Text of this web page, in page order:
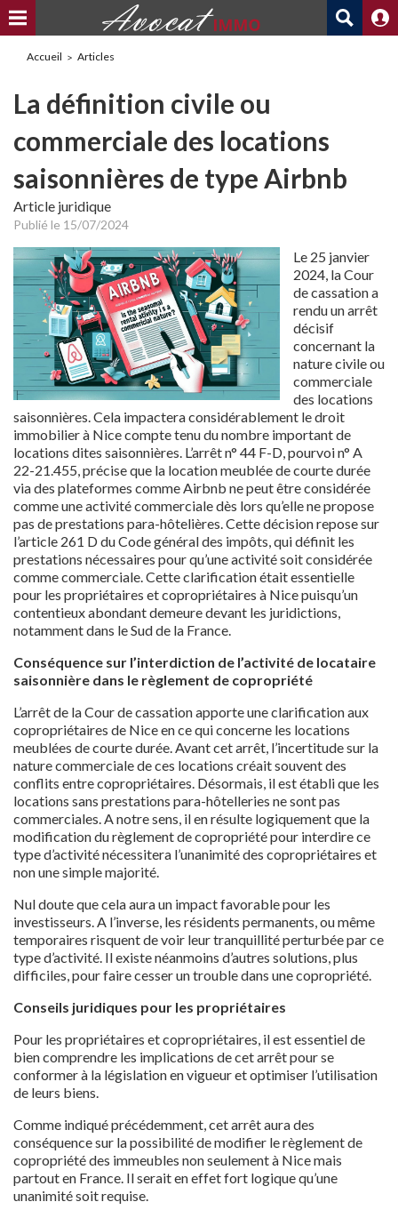
Accueil Articles
La définition civile ou
commerciale des locations
saisonnières de type Airbnb
Article juridique
Publié le 15/07/2024
Le 25 janvier
2024, la Cour
de cassation a
rendu un arrêt
décisif
concernant la
nature civile ou
commerciale
des locations
saisonnières. Cela impactera considérablement le droit
immobilier à Nice compte tenu du nombre important de
locations dites saisonnières. L’arrêt n° 44 F-D, pourvoi n° A
22-21.455, précise que la location meublée de courte durée
via des plateformes comme Airbnb ne peut être considérée
comme une activité commerciale dès lors qu’elle ne propose
pas de prestations para-hôtelières. Cette décision repose sur
l’article 261 D du Code général des impôts, qui définit les
prestations nécessaires pour qu’une activité soit considérée
comme commerciale. Cette clarification était essentielle
pour les propriétaires et copropriétaires à Nice puisqu’un
contentieux abondant demeure devant les juridictions,
notamment dans le Sud de la France.
Conséquence sur l’interdiction de l’activité de locataire
saisonnière dans le règlement de copropriété
L’arrêt de la Cour de cassation apporte une clarification aux
copropriétaires de Nice en ce qui concerne les locations
meublées de courte durée. Avant cet arrêt, l’incertitude sur la
nature commerciale de ces locations créait souvent des
conflits entre copropriétaires. Désormais, il est établi que les
locations sans prestations para-hôtelleries ne sont pas
commerciales. A notre sens, il en résulte logiquement que la
modification du règlement de copropriété pour interdire ce
type d’activité nécessitera l’unanimité des copropriétaires et
non une simple majorité.
Nul doute que cela aura un impact favorable pour les
investisseurs. A l’inverse, les résidents permanents, ou même
temporaires risquent de voir leur tranquillité perturbée par ce
type d’activité. Il existe néanmoins d’autres solutions, plus
difficiles, pour faire cesser un trouble dans une copropriété.
Conseils juridiques pour les propriétaires
Pour les propriétaires et copropriétaires, il est essentiel de
bien comprendre les implications de cet arrêt pour se
conformer à la législation en vigueur et optimiser l’utilisation
de leurs biens.
Comme indiqué précédemment, cet arrêt aura des
conséquence sur la possibilité de modifier le règlement de
copropriété des immeubles non seulement à Nice mais
partout en France. Il serait en effet fort logique qu’une
unanimité soit requise.